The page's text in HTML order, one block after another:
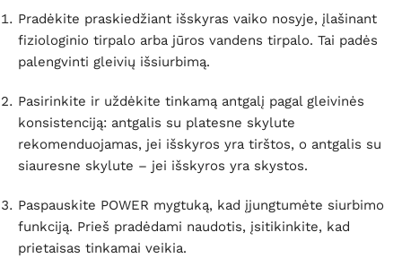
Pradėkite praskiedžiant išskyras vaiko nosyje, įlašinant
fiziologinio tirpalo arba jūros vandens tirpalo. Tai padės
palengvinti gleivių išsiurbimą.
Pasirinkite ir uždėkite tinkamą antgalį pagal gleivinės
konsistenciją: antgalis su platesne skylute
rekomenduojamas, jei išskyros yra tirštos, o antgalis su
siauresne skylute – jei išskyros yra skystos.
Paspauskite POWER mygtuką, kad įjungtumėte siurbimo
funkciją. Prieš pradėdami naudotis, įsitikinkite, kad
prietaisas tinkamai veikia.